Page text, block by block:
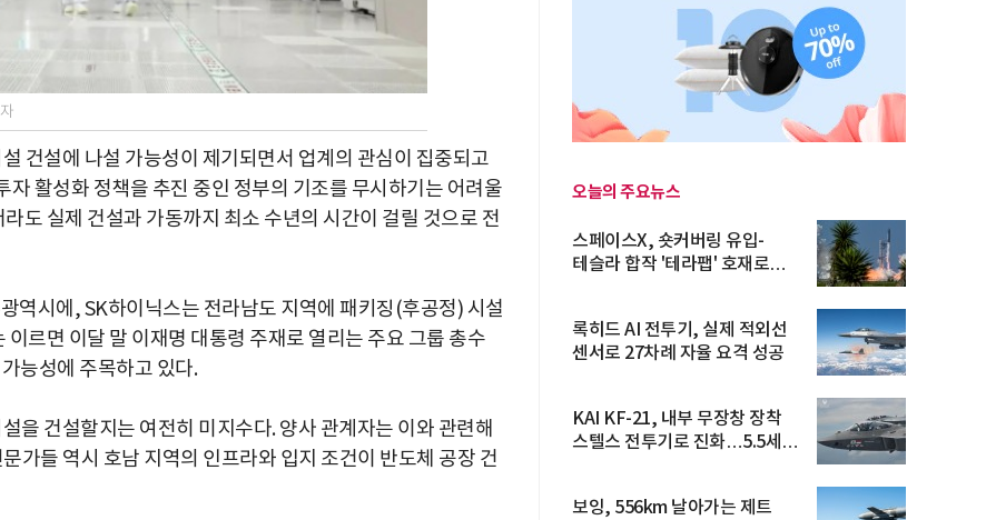
건설에 나설 가능성이 제기되면서 업계의 관심이 집중되고
활성화 정책을 추진 중인 정부의 기조를 무시하기는 어려울
도 실제 건설과 가동까지 최소 수년의 시간이 걸릴 것으로 전
역시에, SK하이닉스는 전라남도 지역에 패키징(후공정) 시설
르면 이달 말 이재명 대통령 주재로 열리는 주요 그룹 총수
능성에 주목하고 있다.
을 건설할지는 여전히 미지수다. 양사 관계자는 이와 관련해
가들 역시 호남 지역의 인프라와 입지 조건이 반도체 공장 건
오늘의 주요뉴스
스페이스X, 숏커버링 유입-
테슬라 합작 '테라팹' 호재로
록히드 AI 전투기, 실제 적외선
센서로 27차례 자율 요격 성공
KAI KF-21, 내부 무장창 장착
스텔스 전투기로 진화…5.5세대
보잉, 556km 날아가는 제트